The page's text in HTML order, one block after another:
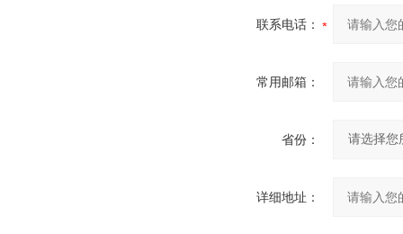
联系电话：
常用邮箱：
省份：
详细地址：